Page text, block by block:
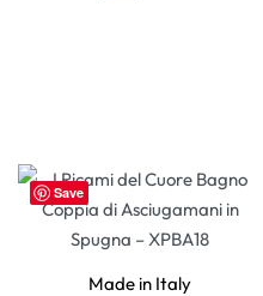
Save
Made in Italy